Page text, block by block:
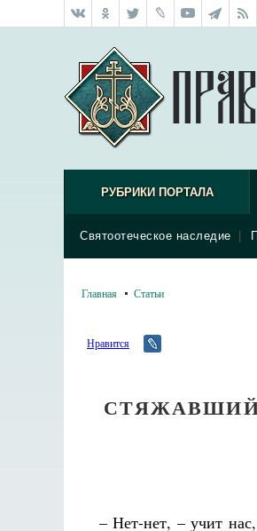
РУБРИКИ ПОРТАЛА
Святоотеческое наследие
Главная Статьи
Нравится
– Нет-нет, – учит